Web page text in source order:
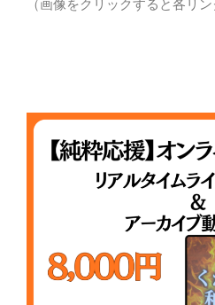
（画像をクリックすると各リン